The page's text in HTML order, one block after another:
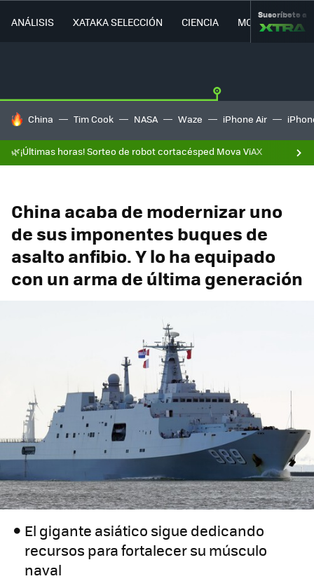
ANÁLISIS XATAKA SELECCIÓN CIENCIA MOVILIDAD
Suscríbete a
HOY SE HABLA DE
China Tim Cook NASA Waze iPhone Air
🌿¡Últimas horas! Sorteo de robot cortacésped Mova ViAX
China acaba de modernizar uno
de sus imponentes buques de
asalto anfibio. Y lo ha equipado
con un arma de última generación
El gigante asiático sigue dedicando
recursos para fortalecer su músculo
naval